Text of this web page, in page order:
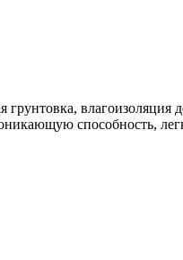
грунтовка,
способность,